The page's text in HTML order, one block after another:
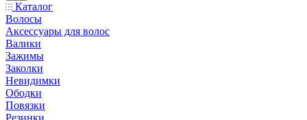
Каталог
Волосы
Аксессуары для волос
Валики
Зажимы
Заколки
Невидимки
Ободки
Повязки
Резинки